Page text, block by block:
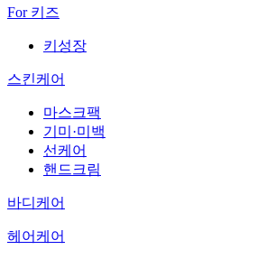
For 키즈
키성장
스킨케어
마스크팩
기미·미백
선케어
핸드크림
바디케어
헤어케어